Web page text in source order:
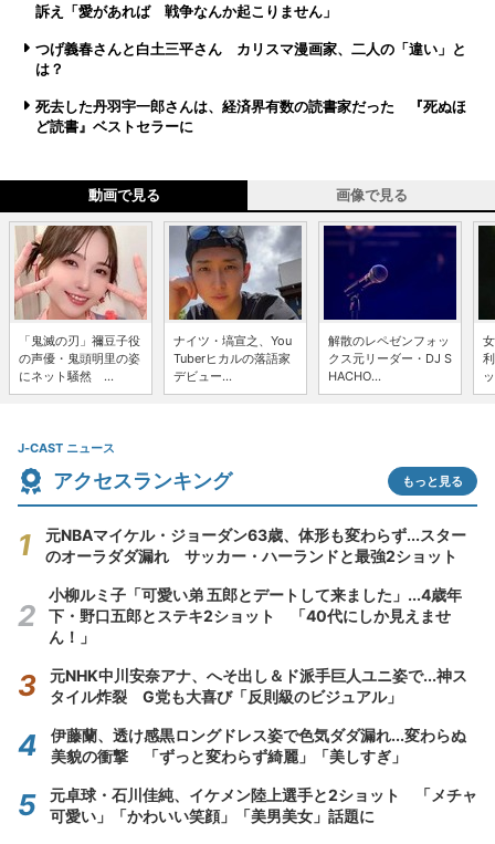
訴え「愛があれば 戦争なんか起こりません」
つげ義春さんと白土三平さん カリスマ漫画家、二人の「違い」と
は？
死去した丹羽宇一郎さんは、経済界有数の読書家だった 『死ぬほ
ど読書』ベストセラーに
動画で見る 画像で見る
「鬼滅の刃」禰豆子役
の声優・鬼頭明里の姿
にネット騒然 ...
ナイツ・塙宣之、You
Tuberヒカルの落語家
デビュー...
解散のレペゼンフォッ
クス元リーダー・DJ S
HACHO...
J-CAST ニュース
アクセスランキング もっと見る
元NBAマイケル・ジョーダン63歳、体形も変わらず...スター
のオーラダダ漏れ サッカー・ハーランドと最強2ショット
小柳ルミ子「可愛い弟 五郎とデートして来ました」...4歳年
下・野口五郎とステキ2ショット 「40代にしか見えませ
ん！」
元NHK中川安奈アナ、へそ出し＆ド派手巨人ユニ姿で...神ス
タイル炸裂 G党も大喜び「反則級のビジュアル」
伊藤蘭、透け感黒ロングドレス姿で色気ダダ漏れ...変わらぬ
美貌の衝撃 「ずっと変わらず綺麗」「美しすぎ」
元卓球・石川佳純、イケメン陸上選手と2ショット 「メチャ
可愛い」「かわいい笑顔」「美男美女」話題に